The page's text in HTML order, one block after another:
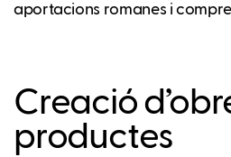
aportacions romanes i
Creació
productes